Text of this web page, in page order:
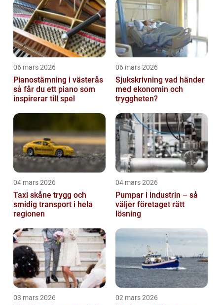
06 mars 2026
Pianostämning i västerås
så får du ett piano som
inspirerar till spel
06 mars 2026
Sjukskrivning vad händer
med ekonomin och
tryggheten?
04 mars 2026
Taxi skåne trygg och
smidig transport i hela
regionen
04 mars 2026
Pumpar i industrin – så
väljer företaget rätt
lösning
03 mars 2026 02 mars 2026